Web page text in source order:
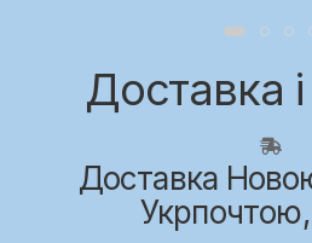
Доставка
Доставка